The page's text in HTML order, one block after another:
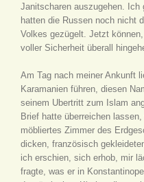
Janitscharen auszugehen.
hatten die Russen noch nicht
Volkes gezügelt. Jetzt
voller Sicherheit überall
Am Tag nach meiner Ankunft
Karamanien führen, diesen
seinem Ubertritt zum Islam
Brief hatte überreichen
möbliertes Zimmer des
dicken, französisch
ich erschien, sich erhob, mir
fragte, was er in